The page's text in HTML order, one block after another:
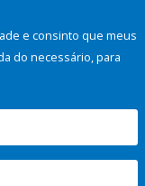
e consinto que meus
do necessário, para